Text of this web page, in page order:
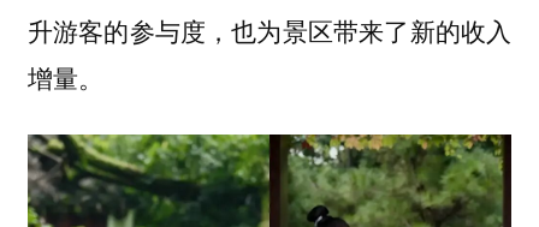
升游客的参与度，也为景区带来了新的收入
增量。